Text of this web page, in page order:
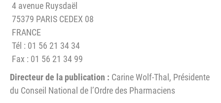
4 avenue Ruysdaël
75379 PARIS CEDEX 08
FRANCE
Tél : 01 56 21 34 34
Fax : 01 56 21 34 99
Directeur de la publication : Carine Wolf-Thal, Présidente
du Conseil National de l’Ordre des Pharmaciens